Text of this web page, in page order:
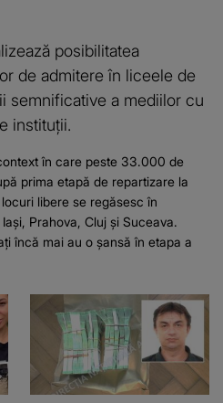
posibilitatea
de admitere în liceele de
semnificative a mediilor cu
instituții.
în care peste 33.000 de
prima etapă de repartizare la
libere se regăsesc în
Prahova, Cluj și Suceava.
încă mai au o șansă în etapa a